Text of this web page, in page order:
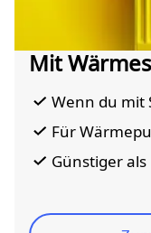
Mit
Wenn du mit
Für
Günstiger